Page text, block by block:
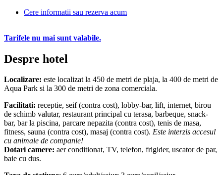
Cere informatii sau rezerva acum
Tarifele nu mai sunt valabile.
Despre hotel
Localizare: este localizat la 450 de metri de plaja, la 400 de metri de
Aqua Park si la 300 de metri de zona comerciala.
Facilitati: receptie, seif (contra cost), lobby-bar, lift, internet, birou
de schimb valutar, restaurant principal cu terasa, barbeque, snack-
bar, bar la piscina, parcare nepazita (contra cost), tenis de masa,
fitness, sauna (contra cost), masaj (contra cost). Este interzis accesul
cu animale de companie!
Dotari camere: aer conditionat, TV, telefon, frigider, uscator de par,
baie cu dus.